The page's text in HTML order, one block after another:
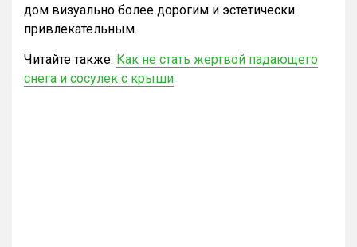
дом визуально более дорогим и эстетически
привлекательным.
Читайте также: Как не стать жертвой падающего
снега и сосулек с крыши